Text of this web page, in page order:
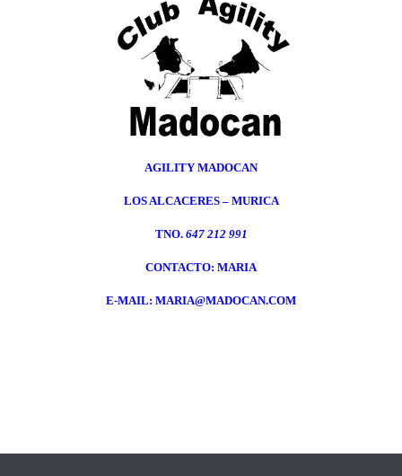
AGILITY MADOCAN
LOS ALCACERES – MURICA
TNO. 647 212 991
CONTACTO: MARIA
E-MAIL: MARIA@MADOCAN.COM